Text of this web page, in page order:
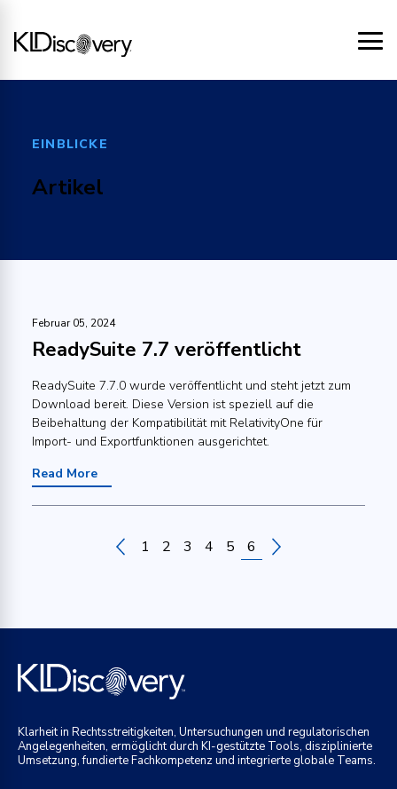
EINBLICKE
Artikel
Februar 05, 2024
ReadySuite 7.7 veröffentlicht
ReadySuite 7.7.0 wurde veröffentlicht und steht jetzt zum
Download bereit. Diese Version ist speziell auf die
Beibehaltung der Kompatibilität mit RelativityOne für
Import- und Exportfunktionen ausgerichtet.
Read More
1 2 3 4 5 6
Klarheit in Rechtsstreitigkeiten, Untersuchungen und regulatorischen
Angelegenheiten, ermöglicht durch KI-gestützte Tools, disziplinierte
Umsetzung, fundierte Fachkompetenz und integrierte globale Teams.